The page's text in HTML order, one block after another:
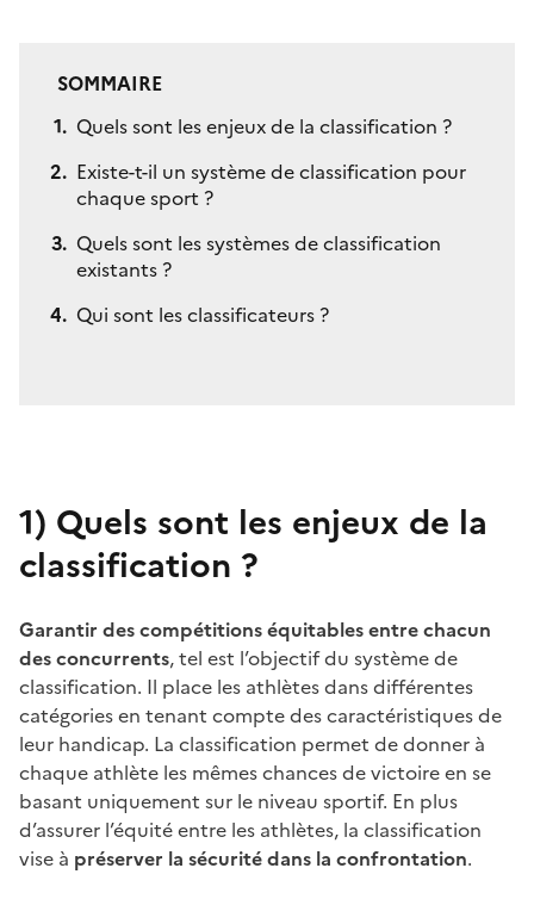
SOMMAIRE
Quels sont les enjeux de la classification ?
Existe-t-il un système de classification pour
chaque sport ?
Quels sont les systèmes de classification
existants ?
Qui sont les classificateurs ?
1) Quels sont les enjeux de la
classification ?
Garantir des compétitions équitables entre chacun
des concurrents, tel est l’objectif du système de
classification. Il place les athlètes dans différentes
catégories en tenant compte des caractéristiques de
leur handicap. La classification permet de donner à
chaque athlète les mêmes chances de victoire en se
basant uniquement sur le niveau sportif. En plus
d’assurer l’équité entre les athlètes, la classification
vise à préserver la sécurité dans la confrontation.